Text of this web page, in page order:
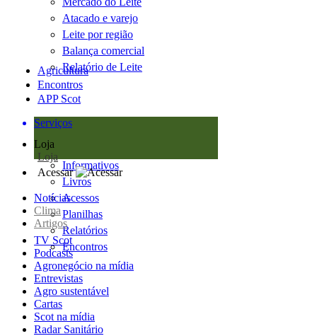
Atacado e varejo
Leite por região
Balança comercial
Relatório de Leite
Agricultura
Encontros
APP Scot
Serviços
Loja
Loja
Informativos
Livros
Acessos
Planilhas
Relatórios
Encontros
Acessar
Notícias
Clima
Artigos
TV Scot
Podcasts
Agronegócio na mídia
Entrevistas
Agro sustentável
Cartas
Scot na mídia
Radar Sanitário